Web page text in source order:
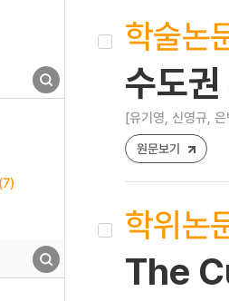
(7)
학술논
수도
[유기영, 신영규,
원문보기
학위논
The